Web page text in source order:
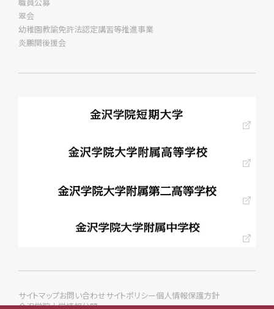
職員公募
翠会
幼稚園教諭免許法認定講習等推進事業
炎鵬関後援会
サイトマップお問い合わせサイトポリシー個人情報保護方針
金沢学院大学情報公開